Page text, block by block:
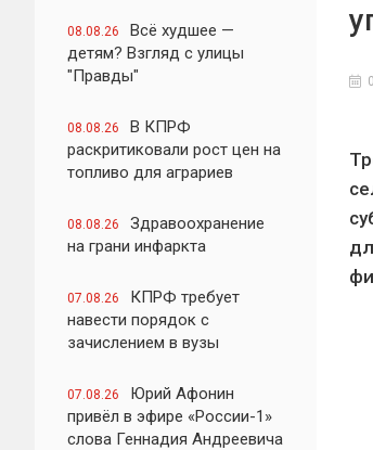
08.08.26
Всё худшее —
детям? Взгляд с улицы
"Правды"
08.08.26
В КПРФ
раскритиковали рост цен на
топливо для аграриев
08.08.26
Здравоохранение
на грани инфаркта
07.08.26
КПРФ требует
навести порядок с
зачислением в вузы
07.08.26
Юрий Афонин
привёл в эфире «России-1»
слова Геннадия Андреевича